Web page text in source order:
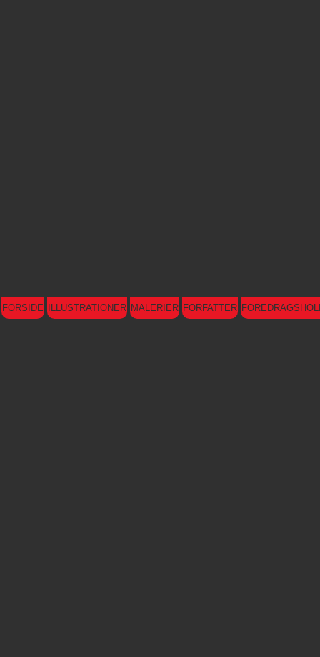
FORSIDE ILLUSTRATIONER MALERIER FORFATTER